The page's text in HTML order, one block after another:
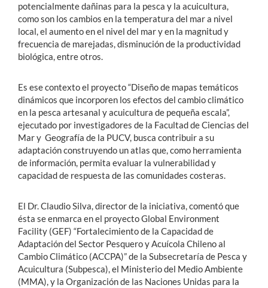
potencialmente dañinas para la pesca y la acuicultura,
como son los cambios en la temperatura del mar a nivel
local, el aumento en el nivel del mar y en la magnitud y
frecuencia de marejadas, disminución de la productividad
biológica, entre otros.
Es ese contexto el proyecto “Diseño de mapas temáticos
dinámicos que incorporen los efectos del cambio climático
en la pesca artesanal y acuicultura de pequeña escala”,
ejecutado por investigadores de la Facultad de Ciencias del
Mar y Geografía de la PUCV, busca contribuir a su
adaptación construyendo un atlas que, como herramienta
de información, permita evaluar la vulnerabilidad y
capacidad de respuesta de las comunidades costeras.
El Dr. Claudio Silva, director de la iniciativa, comentó que
ésta se enmarca en el proyecto Global Environment
Facility (GEF) “Fortalecimiento de la Capacidad de
Adaptación del Sector Pesquero y Acuícola Chileno al
Cambio Climático (ACCPA)” de la Subsecretaría de Pesca y
Acuicultura (Subpesca), el Ministerio del Medio Ambiente
(MMA), y la Organización de las Naciones Unidas para la